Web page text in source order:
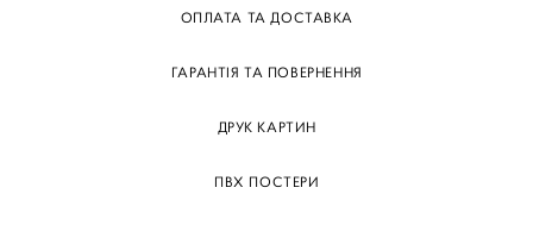
ОПЛАТА ТА ДОСТАВКА
ГАРАНТІЯ ТА ПОВЕРНЕННЯ
ДРУК КАРТИН
ПВХ ПОСТЕРИ